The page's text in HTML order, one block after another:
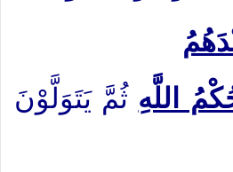
اللَّهِ ثُمَّ يَتَوَلَّوْنَ